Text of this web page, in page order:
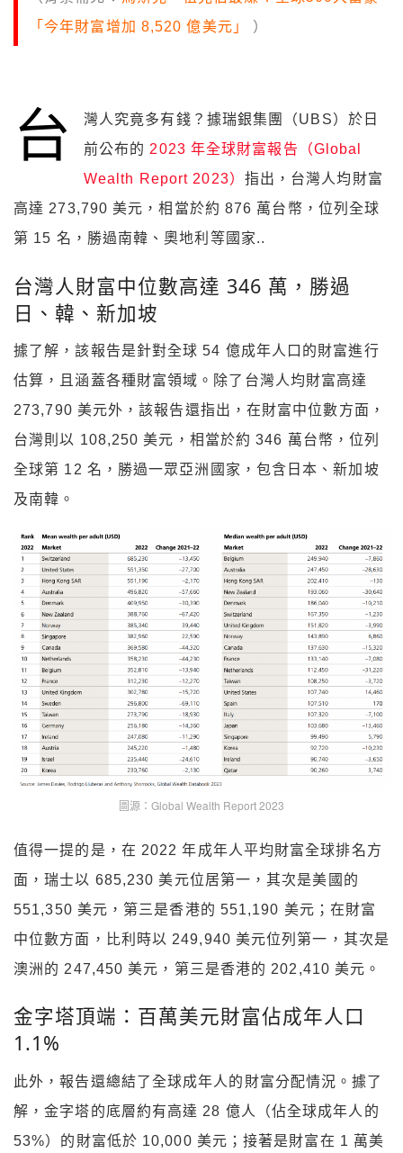
「今年財富增加 8,520 億美元」
）
台
灣人究竟多有錢？據瑞銀集團（UBS）於日
前公布的 2023 年全球財富報告（Global
Wealth Report 2023） 指出，台灣人均財富
高達 273,790 美元，相當於約 876 萬台幣，位列全球
第 15 名，勝過南韓、奧地利等國家..
台灣人財富中位數高達 346 萬，勝過
日、韓、新加坡
據了解，該報告是針對全球 54 億成年人口的財富進行
估算，且涵蓋各種財富領域。除了台灣人均財富高達
273,790 美元外，該報告還指出，在財富中位數方面，
台灣則以 108,250 美元，相當於約 346 萬台幣，位列
全球第 12 名，勝過一眾亞洲國家，包含日本、新加坡
及南韓。
圖源：Global Wealth Report 2023
值得一提的是，在 2022 年成年人平均財富全球排名方
面，瑞士以 685,230 美元位居第一，其次是美國的
551,350 美元，第三是香港的 551,190 美元；在財富
中位數方面，比利時以 249,940 美元位列第一，其次是
澳洲的 247,450 美元，第三是香港的 202,410 美元。
金字塔頂端：百萬美元財富佔成年人口
1.1%
此外，報告還總結了全球成年人的財富分配情況。據了
解，金字塔的底層約有高達 28 億人（佔全球成年人的
53%）的財富低於 10,000 美元；接著是財富在 1 萬美